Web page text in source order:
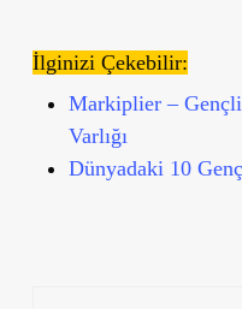
İlginizi Çekebilir:
Markiplier –
Varlığı
Dünyadaki 10